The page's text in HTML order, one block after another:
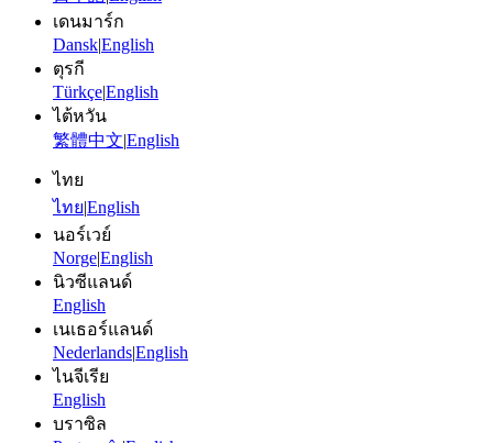
เดนมาร์ก
Dansk|English
ตุรกี
Türkçe|English
ไต้หวัน
繁體中文|English
ไทย
ไทย|English
นอร์เวย์
Norge|English
นิวซีแลนด์
English
เนเธอร์แลนด์
Nederlands|English
ไนจีเรีย
English
บราซิล